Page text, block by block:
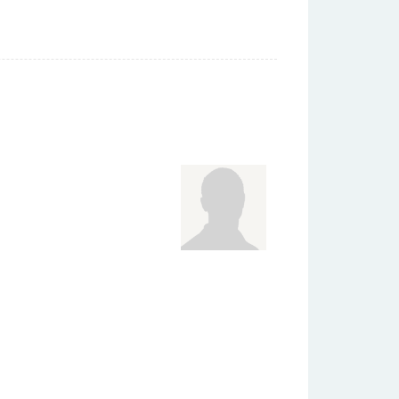
devreme o carieră diplomatică – a fost